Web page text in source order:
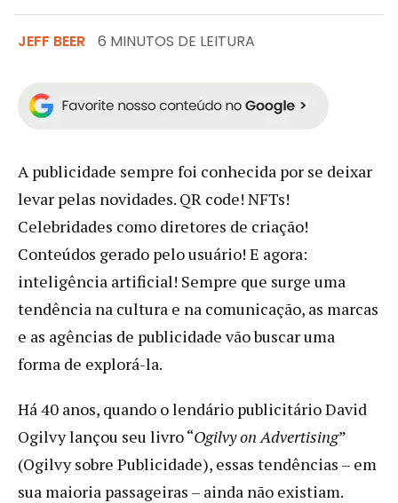
JEFF BEER 6 MINUTOS DE LEITURA
A publicidade sempre foi conhecida por se deixar
levar pelas novidades. QR code! NFTs!
Celebridades como diretores de criação!
Conteúdos gerado pelo usuário! E agora:
inteligência artificial! Sempre que surge uma
tendência na cultura e na comunicação, as marcas
e as agências de publicidade vão buscar uma
forma de explorá-la.
Há 40 anos, quando o lendário publicitário David
Ogilvy lançou seu livro “Ogilvy on Advertising”
(Ogilvy sobre Publicidade), essas tendências – em
sua maioria passageiras – ainda não existiam.